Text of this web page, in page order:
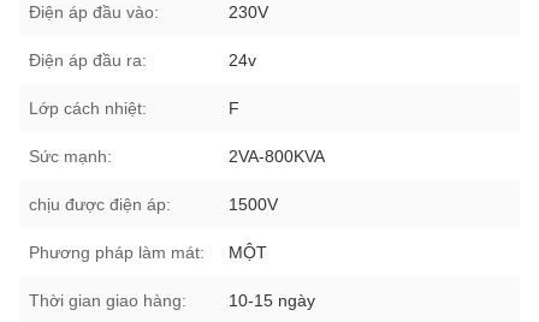
Điện áp đầu vào: 230V
Điện áp đầu ra: 24v
Lớp cách nhiệt: F
Sức mạnh: 2VA-800KVA
chịu được điện áp: 1500V
Phương pháp làm mát: MỘT
Thời gian giao hàng: 10-15 ngày